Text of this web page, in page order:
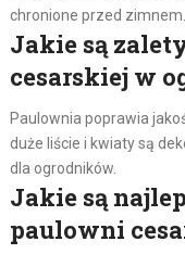
chronione przed zimnem.
Jakie są
cesarskiej w
Paulownia poprawia
duże liście i kwiaty są
dla ogrodników.
Jakie są
paulowni